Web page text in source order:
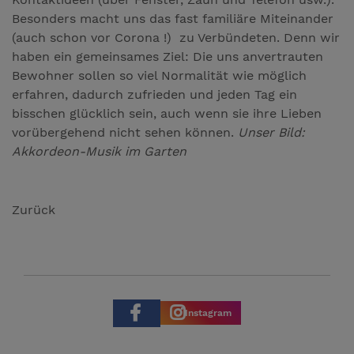
Besonders macht uns das fast familiäre Miteinander
(auch schon vor Corona !) zu Verbündeten. Denn wir
haben ein gemeinsames Ziel: Die uns anvertrauten
Bewohner sollen so viel Normalität wie möglich
erfahren, dadurch zufrieden und jeden Tag ein
bisschen glücklich sein, auch wenn sie ihre Lieben
vorübergehend nicht sehen können. Unser Bild:
Akkordeon-Musik im Garten
Zurück
Instagram